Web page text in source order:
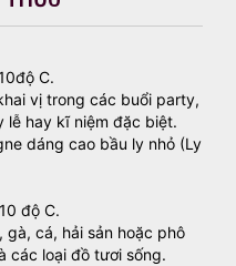
C.
vị trong các buổi party,
lễ hay kĩ niệm đặc biệt.
dáng cao bầu ly nhỏ (Ly
độ C.
gà, cá, hải sản hoặc phô
các loại đồ tươi sống.